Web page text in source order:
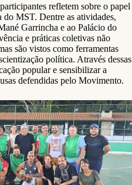
refletem sobre o papel
do MST. Dentre as atividades,
Garrincha e ao Palácio do
e práticas coletivas não
são vistos como ferramentas
política. Através dessas
popular e sensibilizar a
defendidas pelo Movimento.